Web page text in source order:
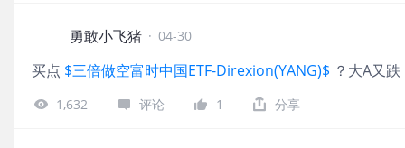
勇敢小飞猪 · 04-30
买点 $三倍做空富时中国ETF-Direxion(YANG)$ ？大A又
1,632 评论 1 分享